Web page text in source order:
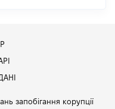
запобігання корупції